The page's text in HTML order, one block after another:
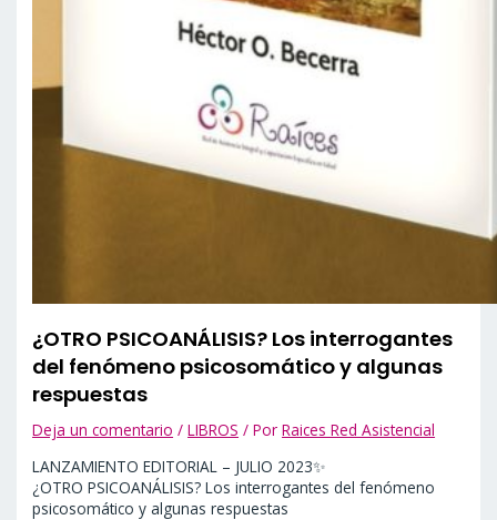
¿OTRO PSICOANÁLISIS? Los interrogantes
del fenómeno psicosomático y algunas
respuestas
Deja un comentario /LIBROS / PorRaices Red Asistencial
LANZAMIENTO EDITORIAL – JULIO 2023✨
¿OTRO PSICOANÁLISIS? Los interrogantes del fenómeno
psicosomático y algunas respuestas